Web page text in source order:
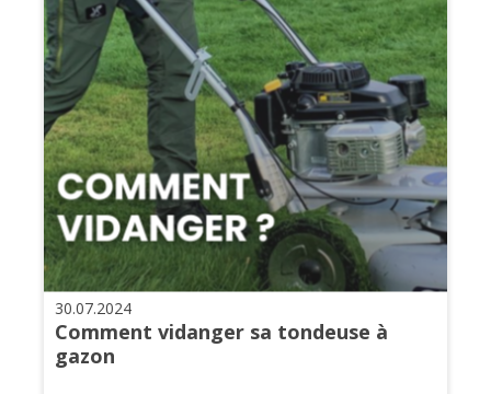
30.07.2024
Comment vidanger sa tondeuse à
gazon